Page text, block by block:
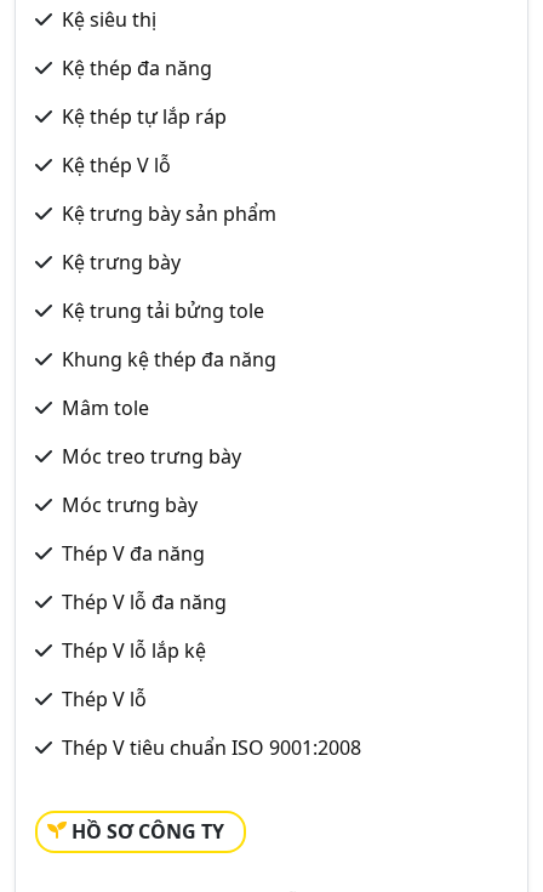
Kệ siêu thị
Kệ thép đa năng
Kệ thép tự lắp ráp
Kệ thép V lỗ
Kệ trưng bày sản phẩm
Kệ trưng bày
Kệ trung tải bửng tole
Khung kệ thép đa năng
Mâm tole
Móc treo trưng bày
Móc trưng bày
Thép V đa năng
Thép V lỗ đa năng
Thép V lỗ lắp kệ
Thép V lỗ
Thép V tiêu chuẩn ISO 9001:2008
HỒ SƠ CÔNG TY